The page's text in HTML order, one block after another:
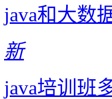
java和大数
新
java培训班